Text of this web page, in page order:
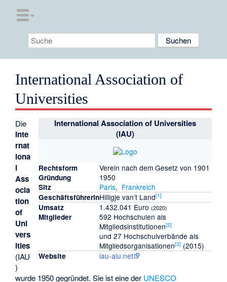
International Association of
Universities
International Association of Universities
(IAU)
Rechtsform Verein nach dem Gesetz von 1901
Gründung 1950
Sitz Paris, Frankreich
GeschäftsführerinHilligje van’t Land[1]
Umsatz 1.432.041 Euro (2020)
Mitglieder
592 Hochschulen als
Mitgliedsinstitutionen[2]
und 27 Hochschulverbände als
Mitgliedsorganisationen[3](2015)
Website iau-aiu.net
Die
Inte
rnat
iona
l
Ass
ocia
tion
of
Uni
vers
ities
(IAU
)
wurde 1950 gegründet. Sie ist eine der UNESCO